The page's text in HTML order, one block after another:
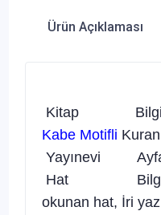
Ürün Açıklaması
Kitap
Kabe Motifli
Yayınevi Ayfa
Hat
okunan hat, İri